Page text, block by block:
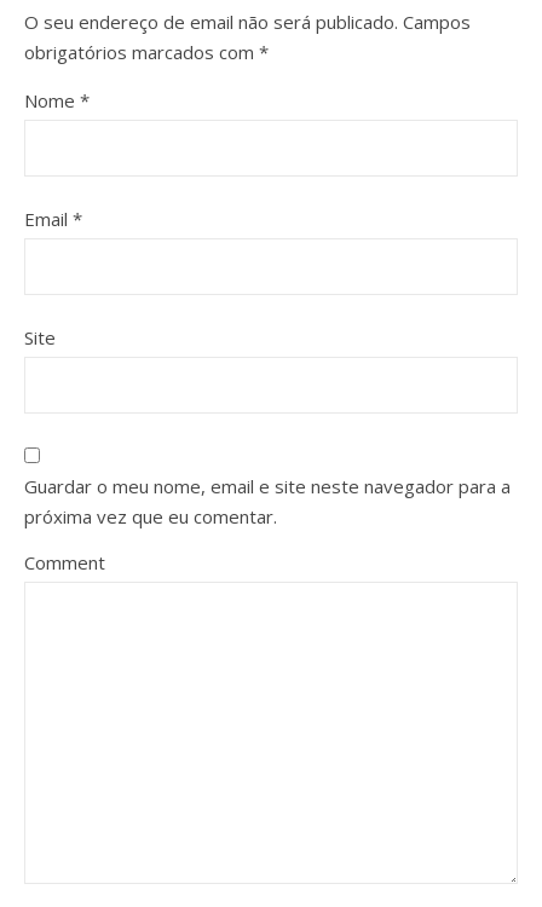
O seu endereço de email não será publicado. Campos
obrigatórios marcados com *
Nome *
Email *
Site
Guardar o meu nome, email e site neste navegador para a
próxima vez que eu comentar.
Comment